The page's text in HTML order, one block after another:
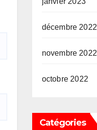
décembre 2022
novembre 2022
octobre 2022
Catégories